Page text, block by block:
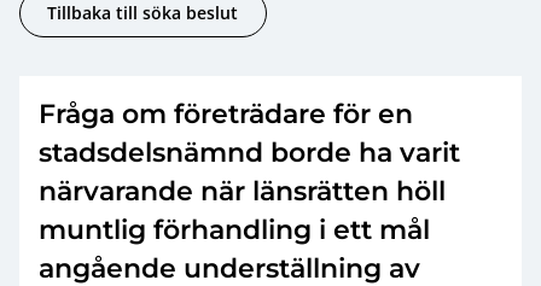
Tillbaka till söka beslut
Fråga om företrädare för en
stadsdelsnämnd borde ha varit
närvarande när länsrätten höll
muntlig förhandling i ett mål
angående underställning av